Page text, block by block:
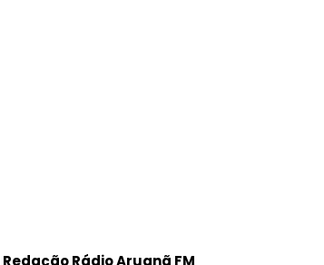
Redação Rádio Aruanã FM